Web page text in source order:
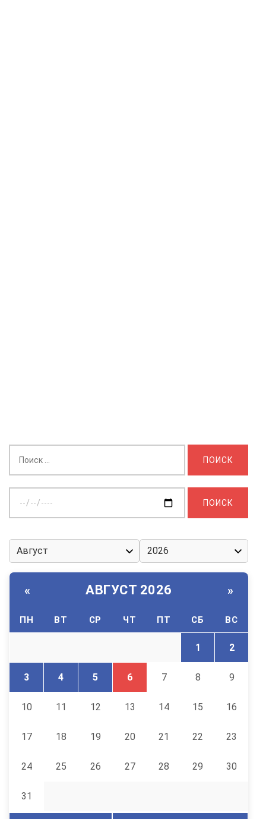
дату:
« АВГУСТ 2026 »
ПН ВТ СР ЧТ ПТ СБ ВС
1 2
3 4 5 6 7 8 9
10 11 12 13 14 15 16
17 18 19 20 21 22 23
24 25 26 27 28 29 30
31